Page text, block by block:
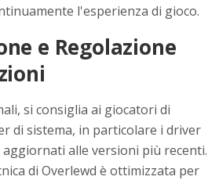
l'esperienza di gioco.
e Regolazione
si consiglia ai giocatori di
di sistema, in particolare i driver
alle versioni più recenti.
di Overlewd è ottimizzata per